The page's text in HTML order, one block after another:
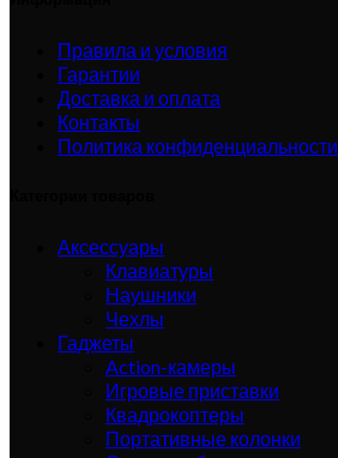
Правила и условия
Гарантии
Доставка и оплата
Контакты
Политика конфиденциальности
Аксессуары
Клавиатуры
Наушники
Чехлы
Гаджеты
Action-камеры
Игровые приставки
Квадрокоптеры
Портативные колонки